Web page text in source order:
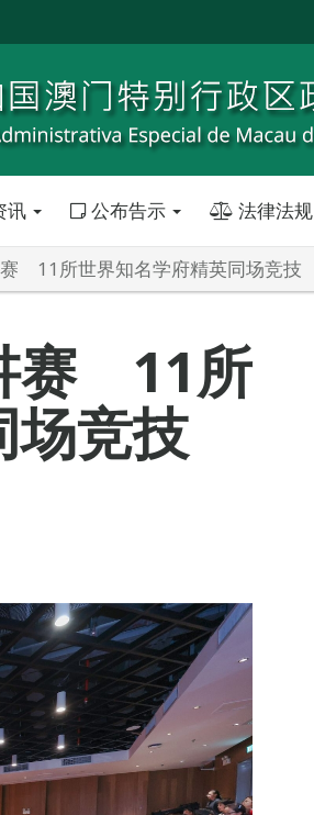
讯 公布告示 法律法规
11所世界知名学府精英同场竞技
赛 11所
场竞技